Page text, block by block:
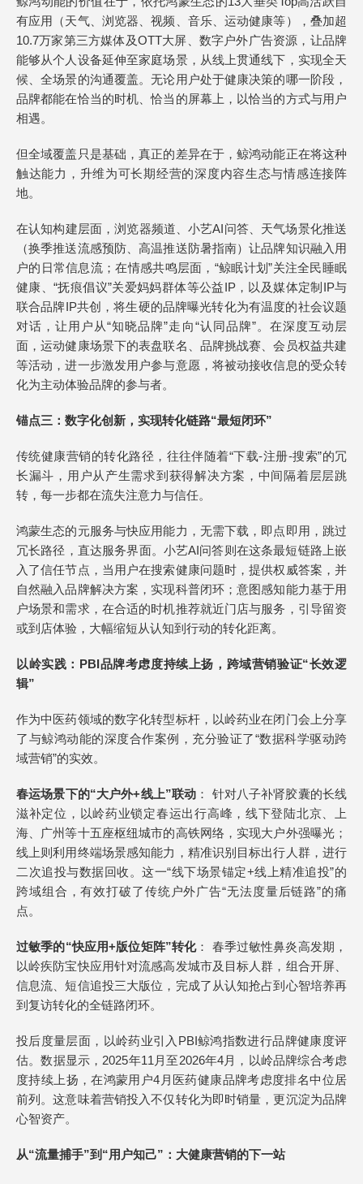
有应用（天气、浏览器、视频、音乐、运动健康等），叠加超
10.7万家第三方媒体及OTT大屏、数字户外广告资源，让品牌
能够从个人设备延伸至家庭场景，从线上贯通线下，实现全天
候、全场景的沟通覆盖。无论用户处于健康决策的哪一阶段，
品牌都能在恰当的时机、恰当的屏幕上，以恰当的方式与用户
相遇。
但全域覆盖只是基础，真正的差异在于，鲸鸿动能正在将这种
触达能力，升维为可长期经营的深度内容生态与情感连接阵
地。
在认知构建层面，浏览器频道、小艺AI问答、天气场景化推送
（换季推送流感预防、高温推送防暑指南）让品牌知识融入用
户的日常信息流；在情感共鸣层面，“鲸眠计划”关注全民睡眠
健康、“抚痕倡议”关爱妈妈群体等公益IP，以及媒体定制IP与
联合品牌IP共创，将生硬的品牌曝光转化为有温度的社会议题
对话，让用户从“知晓品牌”走向“认同品牌”。在深度互动层
面，运动健康场景下的表盘联名、品牌挑战赛、会员权益共建
等活动，进一步激发用户参与意愿，将被动接收信息的受众转
化为主动体验品牌的参与者。
锚点三：数字化创新，实现转化链路“最短闭环”
传统健康营销的转化路径，往往伴随着“下载-注册-搜索”的冗
长漏斗，用户从产生需求到获得解决方案，中间隔着层层跳
转，每一步都在流失注意力与信任。
鸿蒙生态的元服务与快应用能力，无需下载，即点即用，跳过
冗长路径，直达服务界面。小艺AI问答则在这条最短链路上嵌
入了信任节点，当用户在搜索健康问题时，提供权威答案，并
自然融入品牌解决方案，实现科普闭环；意图感知能力基于用
户场景和需求，在合适的时机推荐就近门店与服务，引导留资
或到店体验，大幅缩短从认知到行动的转化距离。
以岭实践：PBI品牌考虑度持续上扬，跨域营销验证“长效逻
辑”
作为中医药领域的数字化转型标杆，以岭药业在闭门会上分享
了与鲸鸿动能的深度合作案例，充分验证了“数据科学驱动跨
域营销”的实效。
春运场景下的“大户外+线上”联动 ： 针对八子补肾胶囊的长线
滋补定位，以岭药业锁定春运出行高峰，线下登陆北京、上
海、广州等十五座枢纽城市的高铁网络，实现大户外强曝光；
线上则利用终端场景感知能力，精准识别目标出行人群，进行
二次追投与数据回收。这一“线下场景锚定+线上精准追投”的
跨域组合，有效打破了传统户外广告“无法度量后链路”的痛
点。
过敏季的“快应用+版位矩阵”转化： 春季过敏性鼻炎高发期，
以岭疾防宝快应用针对流感高发城市及目标人群，组合开屏、
信息流、短信追投三大版位，完成了从认知抢占到心智培养再
到复访转化的全链路闭环。
投后度量层面，以岭药业引入PBI鲸鸿指数进行品牌健康度评
估。数据显示，2025年11月至2026年4月，以岭品牌综合考虑
度持续上扬，在鸿蒙用户4月医药健康品牌考虑度排名中位居
前列。这意味着营销投入不仅转化为即时销量，更沉淀为品牌
心智资产。
从“流量捕手”到“用户知己”：大健康营销的下一站